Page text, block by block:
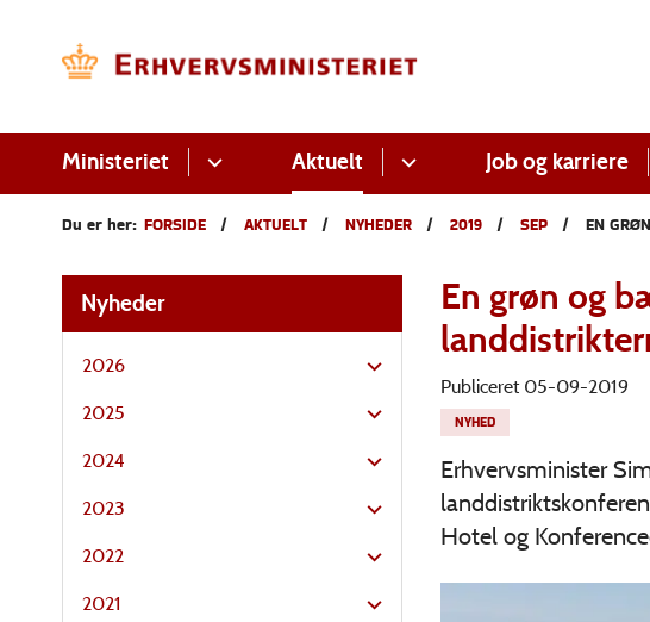
Ministeriet Aktuelt Job og karriere
Du er her: FORSIDE AKTUELT NYHEDER 2019 SEP EN
Nyheder
2026
2025
2024
2023
2022
2021
En grøn og
Publiceret 05-09-2019
NYHED
Erhvervsminister
Hotel og